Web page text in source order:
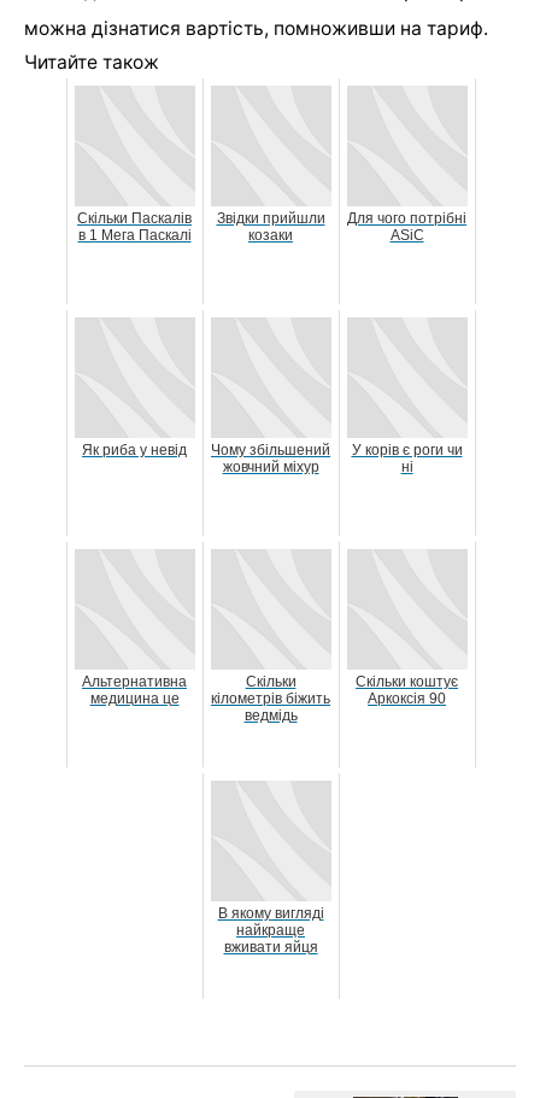
можна дізнатися вартість, помноживши на тариф.
Читайте також
Скільки Паскалів
в 1 Мега Паскалі
Звідки прийшли
козаки
Для чого потрібні
ASiC
Як риба у невід
Чому збільшений
жовчний міхур
У корів є роги чи
ні
Альтернативна
медицина це
Скільки
кілометрів біжить
ведмідь
Скільки коштує
Аркоксія 90
В якому вигляді
найкраще
вживати яйця